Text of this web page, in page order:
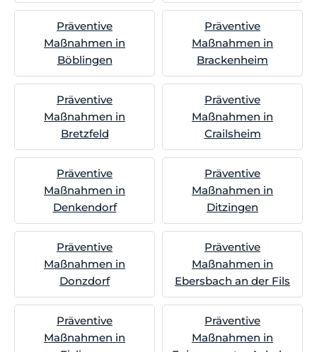
Präventive
Maßnahmen in
Böblingen
Präventive
Maßnahmen in
Brackenheim
Präventive
Maßnahmen in
Bretzfeld
Präventive
Maßnahmen in
Crailsheim
Präventive
Maßnahmen in
Denkendorf
Präventive
Maßnahmen in
Ditzingen
Präventive
Maßnahmen in
Donzdorf
Präventive
Maßnahmen in
Ebersbach an der Fils
Präventive
Maßnahmen in
Präventive
Maßnahmen in